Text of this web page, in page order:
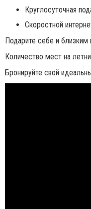
Круглосуточная
Скоростной
Подарите себе и
Количество мест на
Бронируйте свой